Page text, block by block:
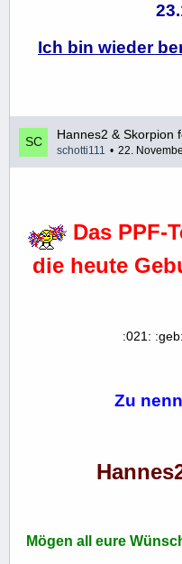
Ich bin wieder
Hannes2 & Skorpion
schotti111 22.
Das PPF-
die heute
:021:
Zu
Mögen all eure